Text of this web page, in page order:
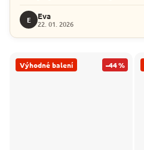
E
Eva
22. 01. 2026
Výhodné balení –44 %